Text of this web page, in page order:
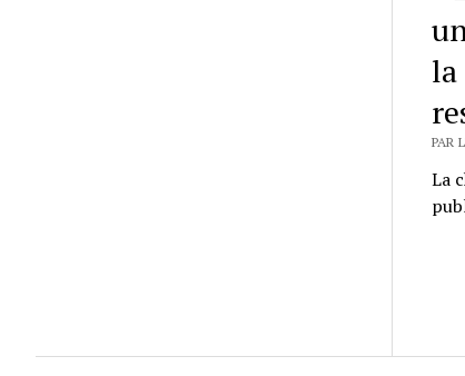
PAR
La